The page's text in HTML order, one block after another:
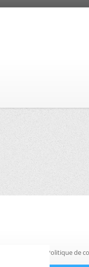
Politique de